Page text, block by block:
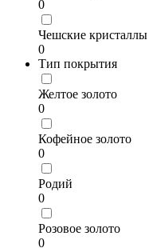
0
Чешские кристаллы
0
Тип покрытия
Желтое золото
0
Кофейное золото
0
Родий
0
Розовое золото
0